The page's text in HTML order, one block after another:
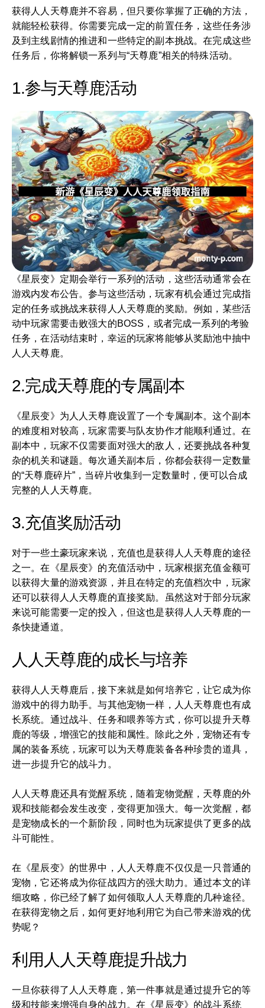
获得人人天尊鹿并不容易，但只要你掌握了正确的方法，
就能轻松获得。你需要完成一定的前置任务，这些任务涉
及到主线剧情的推进和一些特定的副本挑战。在完成这些
任务后，你将解锁一系列与“天尊鹿”相关的特殊活动。
1.参与天尊鹿活动
《星辰变》定期会举行一系列的活动，这些活动通常会在
游戏内发布公告。参与这些活动，玩家有机会通过完成指
定的任务或挑战来获得人人天尊鹿的奖励。例如，某些活
动中玩家需要击败强大的BOSS，或者完成一系列的考验
任务，在活动结束时，幸运的玩家将能够从奖励池中抽中
人人天尊鹿。
2.完成天尊鹿的专属副本
《星辰变》为人人天尊鹿设置了一个专属副本。这个副本
的难度相对较高，玩家需要与队友协作才能顺利通过。在
副本中，玩家不仅需要面对强大的敌人，还要挑战各种复
杂的机关和谜题。每次通关副本后，你都会获得一定数量
的“天尊鹿碎片”，当碎片收集到一定数量时，便可以合成
完整的人人天尊鹿。
3.充值奖励活动
对于一些土豪玩家来说，充值也是获得人人天尊鹿的途径
之一。在《星辰变》的充值活动中，玩家根据充值金额可
以获得大量的游戏资源，并且在特定的充值档次中，玩家
还可以获得人人天尊鹿的直接奖励。虽然这对于部分玩家
来说可能需要一定的投入，但这也是获得人人天尊鹿的一
条快捷通道。
人人天尊鹿的成长与培养
获得人人天尊鹿后，接下来就是如何培养它，让它成为你
游戏中的得力助手。与其他宠物一样，人人天尊鹿也有成
长系统。通过战斗、任务和喂养等方式，你可以提升天尊
鹿的等级，增强它的技能和属性。除此之外，宠物还有专
属的装备系统，玩家可以为天尊鹿装备各种珍贵的道具，
进一步提升它的战斗力。
人人天尊鹿还具有觉醒系统，随着宠物觉醒，天尊鹿的外
观和技能都会发生改变，变得更加强大。每一次觉醒，都
是宠物成长的一个新阶段，同时也为玩家提供了更多的战
斗可能性。
在《星辰变》的世界中，人人天尊鹿不仅仅是一只普通的
宠物，它还将成为你征战四方的强大助力。通过本文的详
细攻略，你已经了解了如何领取人人天尊鹿的几种途径。
在获得宠物之后，如何更好地利用它为自己带来游戏的优
势呢？
利用人人天尊鹿提升战力
一旦你获得了人人天尊鹿，第一件事就是通过提升它的等
级和技能来增强自身的战力。在《星辰变》的战斗系统